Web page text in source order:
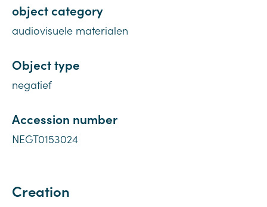
object category
audiovisuele materialen
Object type
negatief
Accession number
NEGT0153024
Creation